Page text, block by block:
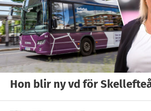
Hon blir ny vd för